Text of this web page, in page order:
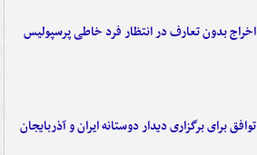
اخراج بدون تعارف در انتظار فرد خاطی پرسپولیس
توافق برای برگزاری دیدار دوستانه ایران و آذربایجان